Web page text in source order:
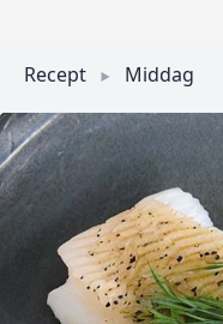
Recept Middag